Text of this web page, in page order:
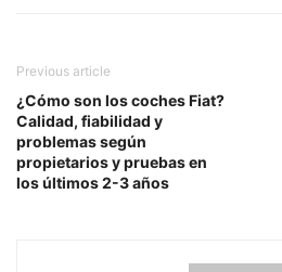
Previous article
¿Cómo son los coches Fiat?
Calidad, fiabilidad y
problemas según
propietarios y pruebas en
los últimos 2-3 años